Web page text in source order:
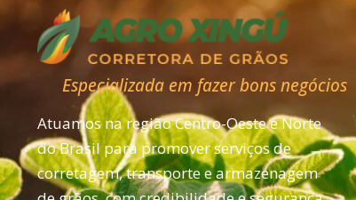
Especializada em fazer bons negócios
Atuamos na região Centro-Oeste e Norte
do Brasil para promover serviços de
corretagem, transporte e armazenagem